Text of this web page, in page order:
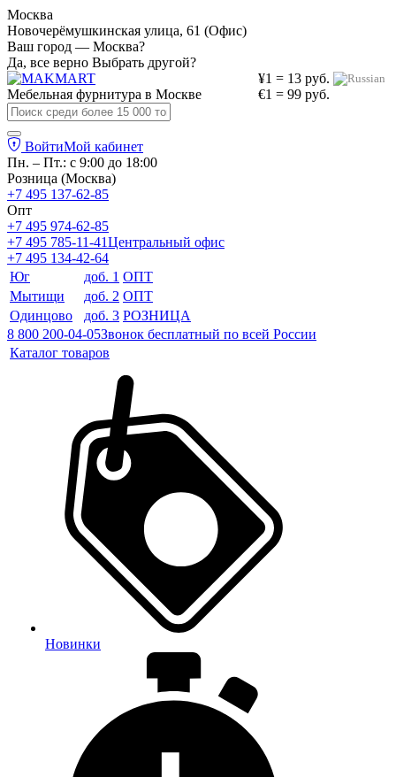
Москва
Новочерёмушкинская улица, 61 (Офис)
Ваш город — Москва?
Да, все верно Выбрать другой?
¥1 = 13 руб.
€1 = 99 руб.
Мебельная фурнитура в Москве
ВойтиМой кабинет
Пн. – Пт.: с 9:00 до 18:00
Розница (Москва)
+7 495 137-62-85
Опт
+7 495 974-62-85
+7 495 785-11-41Центральный офис
+7 495 134-42-64
Юг
доб. 1 ОПТ
Мытищи
доб. 2 ОПТ
Одинцово
доб. 3 РОЗНИЦА
8 800 200-04-05Звонок бесплатный по всей России
Каталог товаров
Новинки